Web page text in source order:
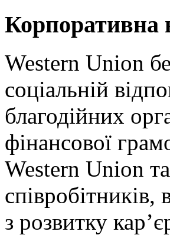
Корпоративна
Western Union
соціальній
благодійних
фінансової
Western Union
з розвитку